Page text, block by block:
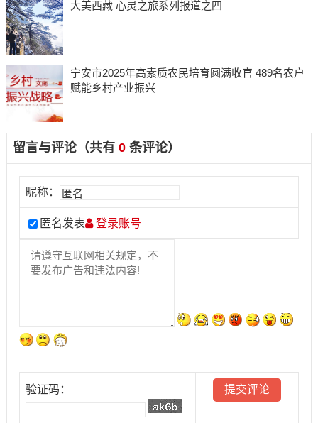
大美西藏 心灵之旅系列报道之四
宁安市2025年高素质农民培育圆满收官 489名农户
赋能乡村产业振兴
留言与评论（共有 0条评论）
昵称：
匿名发表 登录账号
验证码：